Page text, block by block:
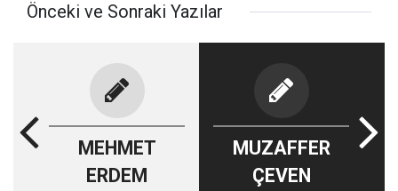
Önceki ve Sonraki Yazılar
MEHMET
ERDEM
MUZAFFER
ÇEVEN